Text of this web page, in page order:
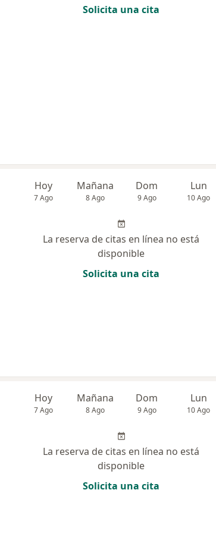
Solicita una cita
Hoy
7 Ago
Mañana
8 Ago
Dom
9 Ago
Lun
10 Ago
La reserva de citas en línea no está
disponible
Solicita una cita
Hoy
7 Ago
Mañana
8 Ago
Dom
9 Ago
Lun
10 Ago
La reserva de citas en línea no está
disponible
Solicita una cita